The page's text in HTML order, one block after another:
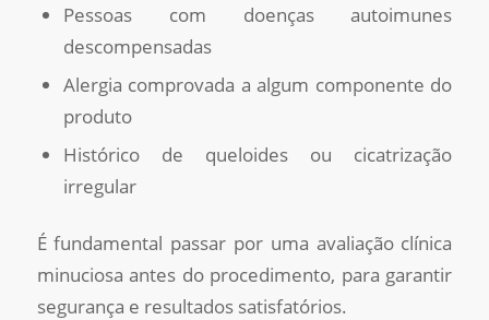
Pessoas com doenças autoimunes
descompensadas
Alergia comprovada a algum componente do
produto
Histórico de queloides ou cicatrização
irregular
É fundamental passar por uma avaliação clínica
minuciosa antes do procedimento, para garantir
segurança e resultados satisfatórios.